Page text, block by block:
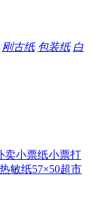
刚古纸 包装纸 白